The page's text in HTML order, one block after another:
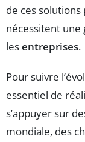
de ces
nécessitent une
lesentreprises.
Pour suivre
essentiel de
s’appuyer sur
mondiale, des